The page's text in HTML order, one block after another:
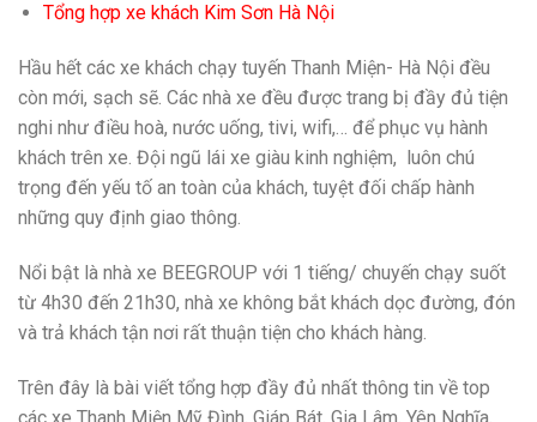
Tổng hợp xe khách Kim Sơn Hà Nội
Hầu hết các xe khách chạy tuyến Thanh Miện- Hà Nội đều
còn mới, sạch sẽ. Các nhà xe đều được trang bị đầy đủ tiện
nghi như điều hoà, nước uống, tivi, wifi,… để phục vụ hành
khách trên xe. Đội ngũ lái xe giàu kinh nghiệm, luôn chú
trọng đến yếu tố an toàn của khách, tuyệt đối chấp hành
những quy định giao thông.
Nổi bật là nhà xe BEEGROUP với 1 tiếng/ chuyến chạy suốt
từ 4h30 đến 21h30, nhà xe không bắt khách dọc đường, đón
và trả khách tận nơi rất thuận tiện cho khách hàng.
Trên đây là bài viết tổng hợp đầy đủ nhất thông tin về top
các xe Thanh Miện Mỹ Đình, Giáp Bát, Gia Lâm, Yên Nghĩa,